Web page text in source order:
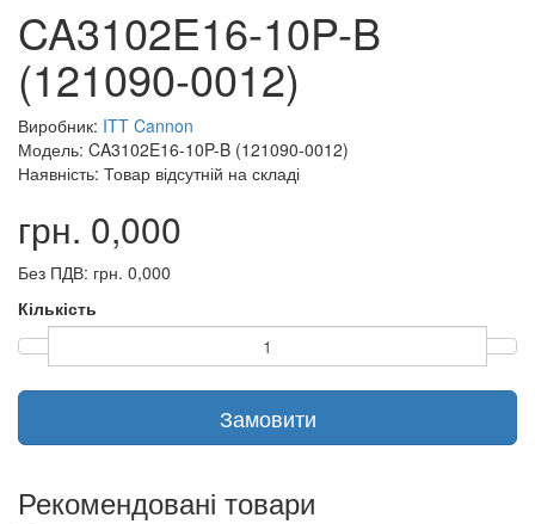
CA3102E16-10P-B
(121090-0012)
Виробник: ITT Cannon
Модель: CA3102E16-10P-B (121090-0012)
Наявність: Товар відсутній на складі
грн. 0,000
Без ПДВ: грн. 0,000
Кількість
Замовити
Рекомендовані товари